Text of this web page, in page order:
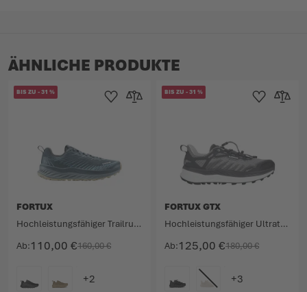
ÄHNLICHE PRODUKTE
BIS ZU -31 %
Ab 110,00 €160,00 €
FORTUX
Hochleistungsfähiger Trailrunningschuh für ultralange Distanzen.
Zur Wunschliste hinzufügen
Zur Vergleichsliste hinzufügen
BIS ZU -31 %
Ab 125,00 €180,00 €
FORTUX GTX
Hochleistungsfähiger Ultratrailschuh mit GORE-TEX Membran.
Zur Zur